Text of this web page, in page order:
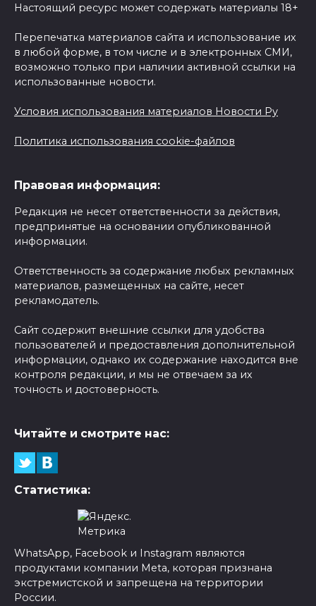
Настоящий ресурс может содержать материалы 18+
Перепечатка материалов сайта и использование их
в любой форме, в том числе и в электронных СМИ,
возможно только при наличии активной ссылки на
использованные новости.
Условия использования материалов Новости Ру
Политика использования cookie-файлов
Правовая информация:
Редакция не несет ответственности за действия,
предпринятые на основании опубликованной
информации.
Ответственность за содержание любых рекламных
материалов, размещенных на сайте, несет
рекламодатель.
Сайт содержит внешние ссылки для удобства
пользователей и предоставления дополнительной
информации, однако их содержание находится вне
контроля редакции, и мы не отвечаем за их
точность и достоверность.
Читайте и смотрите нас:
Статистика:
WhatsApp, Facebook и Instagram являются
продуктами компании Meta, которая признана
экстремистской и запрещена на территории
России.